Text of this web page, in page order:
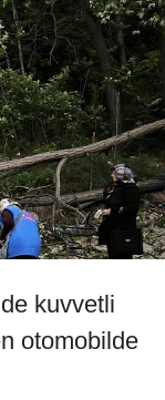
kuvvetli
otomobilde